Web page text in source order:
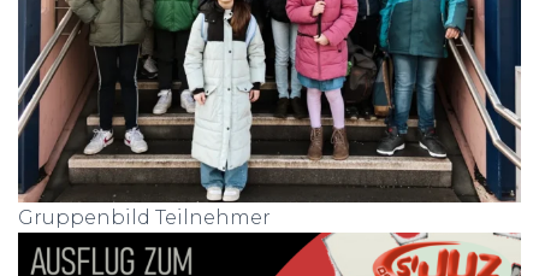
Gruppenbild Teilnehmer